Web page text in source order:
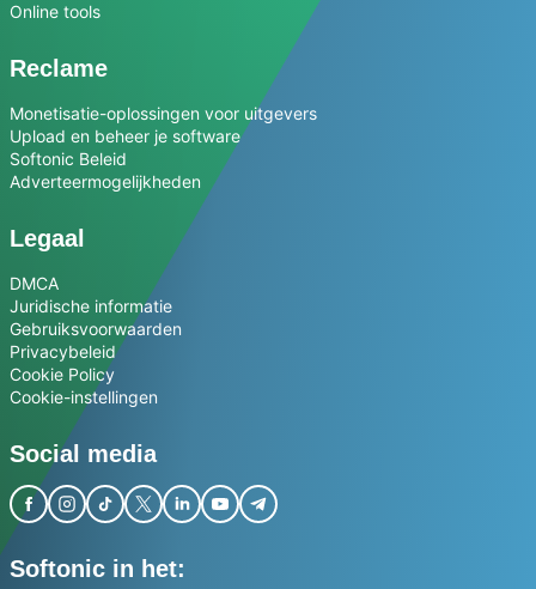
Online tools
Reclame
Monetisatie-oplossingen voor uitgevers
Upload en beheer je software
Softonic Beleid
Adverteermogelijkheden
Legaal
DMCA
Juridische informatie
Gebruiksvoorwaarden
Privacybeleid
Cookie Policy
Cookie-instellingen
Social media
Softonic in het: